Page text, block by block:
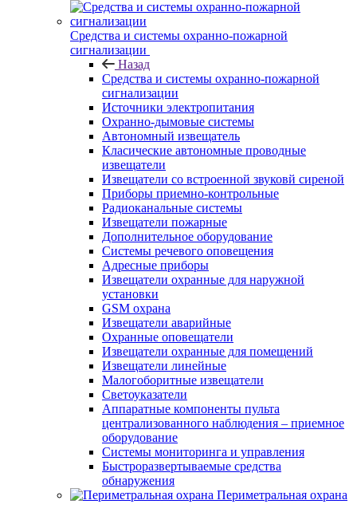
Средства и системы охранно-пожарной
сигнализации
Назад
Средства и системы охранно-пожарной
сигнализации
Источники электропитания
Охранно-дымовые системы
Автономный извещатель
Класические автономные проводные
извещатели
Извещатели со встроенной звуковй сиреной
Приборы приемно-контрольные
Радиоканальные системы
Извещатели пожарные
Дополнительное оборудование
Системы речевого оповещения
Адресные приборы
Извещатели охранные для наружной
установки
GSM охрана
Извещатели аварийные
Охранные оповещатели
Извещатели охранные для помещений
Извещатели линейные
Малогоборитные извещатели
Светоуказатели
Аппаратные компоненты пульта
централизованного наблюдения – приемное
оборудование
Системы мониторинга и управления
Быстроразвертываемые средства
обнаружения
Периметральная охрана